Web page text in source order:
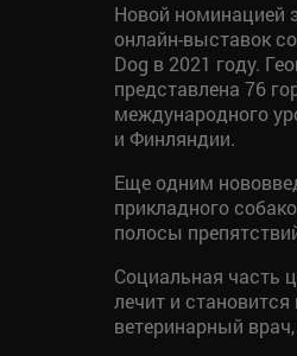
Новой номинацией
онлайн-выставок
Dog в 2021 году.
представлена 76
международного
и Финляндии.
Еще одним
прикладного
полосы
Социальная часть
лечит и
ветеринарный